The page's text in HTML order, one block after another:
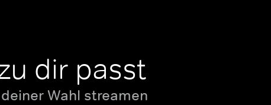
dir passt
Wahl streamen